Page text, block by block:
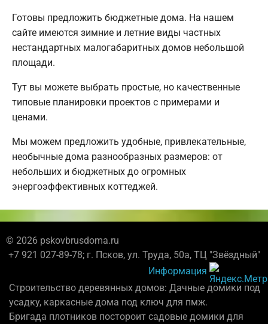
Готовы предложить бюджетные дома. На нашем
сайте имеются зимние и летние виды частных
нестандартных малогабаритных домов небольшой
площади.
Тут вы можете выбрать простые, но качественные
типовые планировки проектов с примерами и
ценами.
Мы можем предложить удобные, привлекательные,
необычные дома разнообразных размеров: от
небольших и бюджетных до огромных
энергоэффективных коттеджей.
© 2026 pskovbrusdoma.ru
+7 921 027-89-78; г. Псков, ул. Труда, 50а, ТЦ "Звёздный"
Информация
Строительство деревянных домов: Дачные домики под
усадку, каркасные дома под ключ для пмж.
Бригада плотников постороит садовые домики для